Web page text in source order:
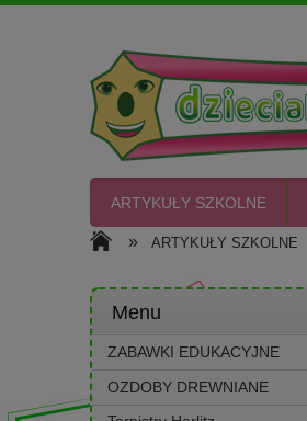
ARTYKUŁY SZKOLNE
CIASTO PLASTO
» ARTYKUŁY SZKOLNE
Menu
ZABAWKI EDUKACYJNE
OZDOBY DREWNIANE